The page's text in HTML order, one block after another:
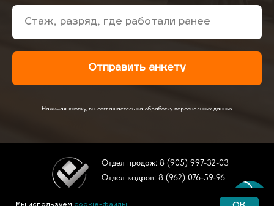
Отправить анкету
Нажимая кнопку, вы соглашаетесь на обработку персональных данных
Отдел кадров: 8 (962) 076-59-96
Отдел продаж: 8 (905) 997-32-03